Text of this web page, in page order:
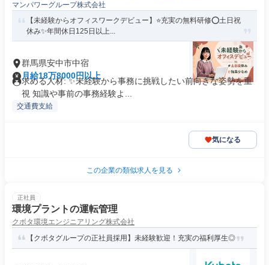
マンパワーグループ株式会社
【未経験からオフィスワークデビュー】⭐️充実の無料研修⭕️土日祝
休み✨年間休日125日以上...
群馬県安中市中宿
月給18万8000円以上
求める人材: ✨未経験から事務に挑戦したい前向きな姿勢を重
視 知識や事前の事務経験よ...
交通費支給
気になる
この企業の類似求人を見る
正社員
環境プラントの運転管理
クボタ環境エンジニアリング株式会社
【クボタグループの正社員採用】未経験歓迎！充実の福利厚生◎